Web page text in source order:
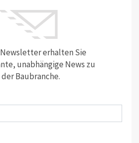
erhalten Sie
unabhängige News zu
Baubranche.